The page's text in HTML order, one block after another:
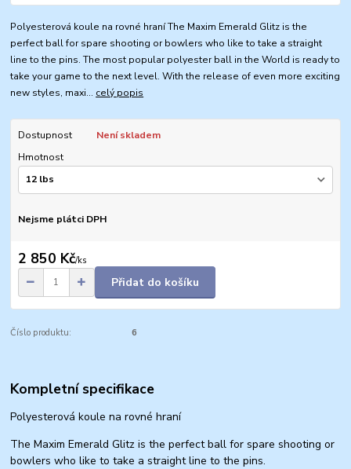
Polyesterová koule na rovné hraní The Maxim Emerald Glitz is the
perfect ball for spare shooting or bowlers who like to take a straight
line to the pins. The most popular polyester ball in the World is ready to
take your game to the next level. With the release of even more exciting
new styles, maxi... celý popis
Dostupnost
Není skladem
Hmotnost
Nejsme plátci DPH
2 850 Kč/ks
Přidat do košíku
Číslo produktu: 6
Kompletní specifikace
Polyesterová koule na rovné hraní
The Maxim Emerald Glitz is the perfect ball for spare shooting or
bowlers who like to take a straight line to the pins.